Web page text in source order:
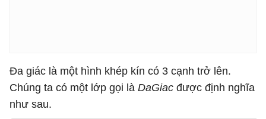
Đa giác là một hình khép kín có 3 cạnh trở lên.
Chúng ta có một lớp gọi là DaGiac được định nghĩa
như sau.